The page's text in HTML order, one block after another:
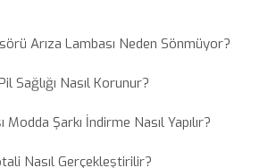
Arıza Lambası Neden Sönmüyor?
Sağlığı Nasıl Korunur?
Şarkı İndirme Nasıl Yapılır?
Nasıl Gerçekleştirilir?